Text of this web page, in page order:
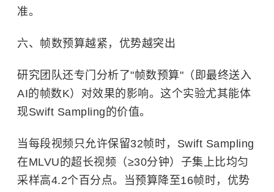
准。
六、帧数预算越紧，优势越突出
研究团队还专门分析了"帧数预算"（即最终送入
AI的帧数K）对效果的影响。这个实验尤其能体
现Swift Sampling的价值。
当每段视频只允许保留32帧时，Swift Sampling
在MLVU的超长视频（≥30分钟）子集上比均匀
采样高4.2个百分点。当预算降至16帧时，优势